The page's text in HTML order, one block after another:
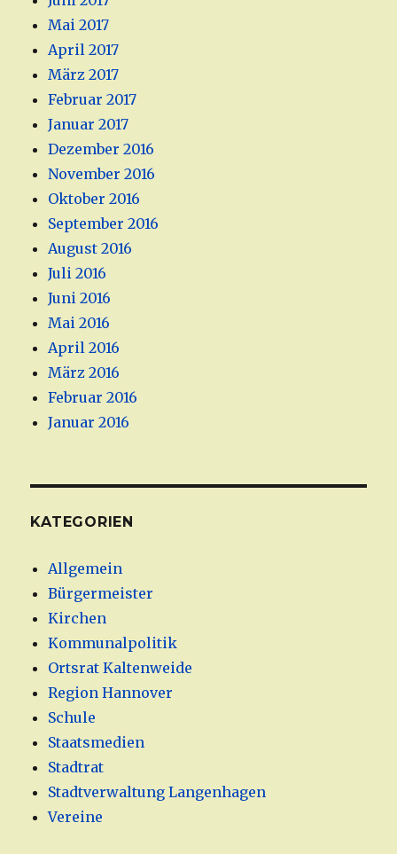
Mai 2017
April 2017
März 2017
Februar 2017
Januar 2017
Dezember 2016
November 2016
Oktober 2016
September 2016
August 2016
Juli 2016
Juni 2016
Mai 2016
April 2016
März 2016
Februar 2016
Januar 2016
KATEGORIEN
Allgemein
Bürgermeister
Kirchen
Kommunalpolitik
Ortsrat Kaltenweide
Region Hannover
Schule
Staatsmedien
Stadtrat
Stadtverwaltung Langenhagen
Vereine